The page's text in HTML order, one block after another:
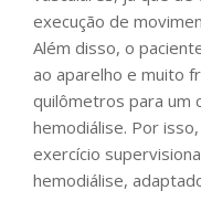
execução de
Além disso, o
ao aparelho e muito
quilômetros para um
hemodiálise. Por
exercício
hemodiálise,